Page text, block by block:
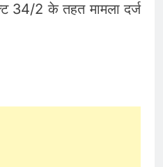
34/2 के तहत मामला दर्ज